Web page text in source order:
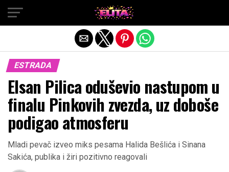
ESTRADA
Elsan Pilica oduševio nastupom u
finalu Pinkovih zvezda, uz doboše
podigao atmosferu
Mladi pevač izveo miks pesama Halida Bešlića i Sinana
Sakića, publika i žiri pozitivno reagovali
Exit mobile version